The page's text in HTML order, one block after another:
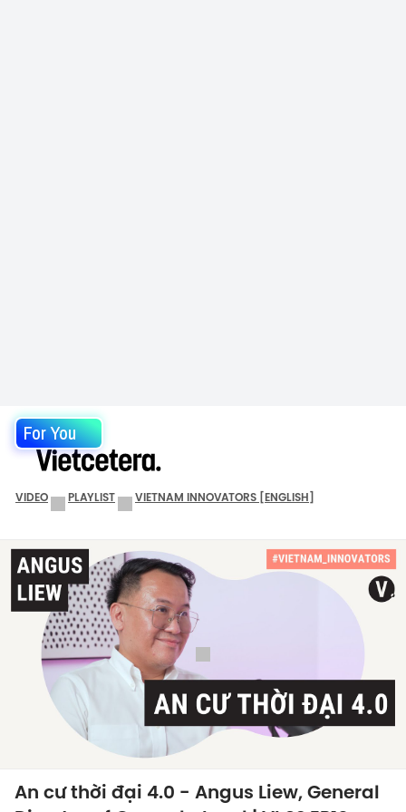
For You
VIDEO PLAYLIST VIETNAM INNOVATORS [ENGLISH]
An cư thời đại 4.0 - Angus Liew, General